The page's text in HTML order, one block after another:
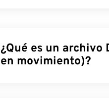
¿Qué es un
en movimiento)?